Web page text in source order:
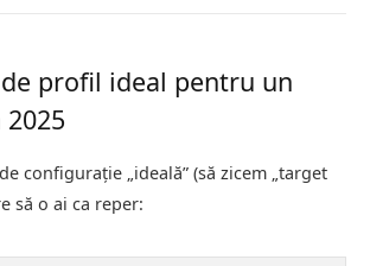
profil ideal pentru un
configurație „ideală” (să zicem „target
să o ai ca reper: